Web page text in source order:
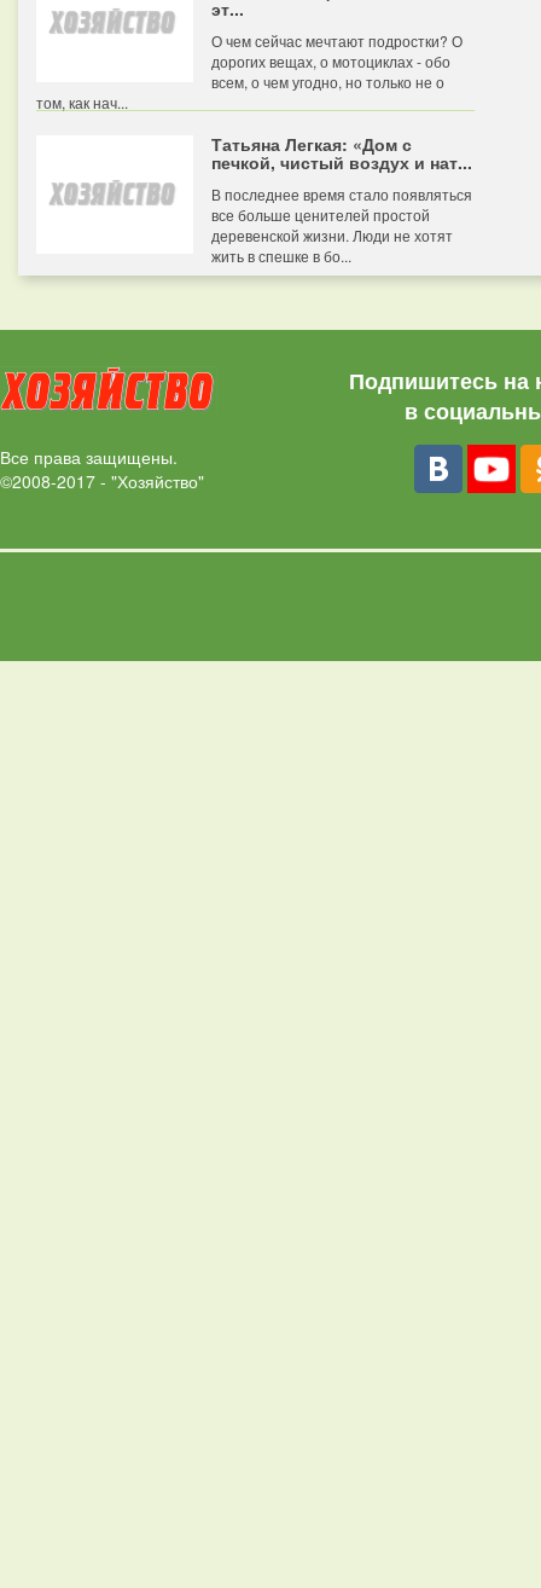
эт...
О чем сейчас мечтают подростки? О
дорогих вещах, о мотоциклах - обо
всем, о чем угодно, но только не о
том, как нач...
Татьяна Легкая: «Дом с
печкой, чистый воздух и нат...
В последнее время стало появляться
все больше ценителей простой
деревенской жизни. Люди не хотят
жить в спешке в бо...
Все права защищены.
©2008-2017 - "Хозяйство"
Подпишитесь на
в